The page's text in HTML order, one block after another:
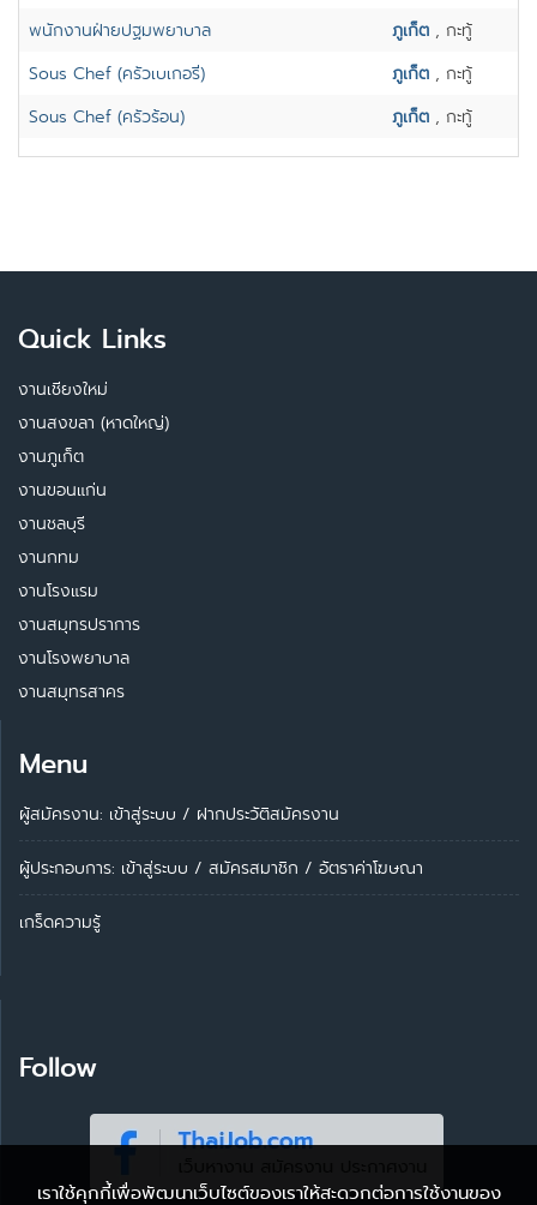
พนักงานฝ่ายปฐมพยาบาล
ภูเก็ต , กะทู้
Sous Chef (ครัวเบเกอรี่)
ภูเก็ต , กะทู้
Sous Chef (ครัวร้อน)
ภูเก็ต , กะทู้
Quick Links
งานเชียงใหม่
งานสงขลา (หาดใหญ่)
งานภูเก็ต
งานขอนแก่น
งานชลบุรี
งานกทม
งานโรงแรม
งานสมุทรปราการ
งานโรงพยาบาล
งานสมุทรสาคร
Menu
ผู้สมัครงาน: เข้าสู่ระบบ / ฝากประวัติสมัครงาน
ผู้ประกอบการ: เข้าสู่ระบบ / สมัครสมาชิก / อัตราค่าโฆษณา
เกร็ดความรู้
Follow
เราใช้คุกกี้เพื่อพัฒนาเว็บไซต์ของเราให้สะดวกต่อการใช้งานของ